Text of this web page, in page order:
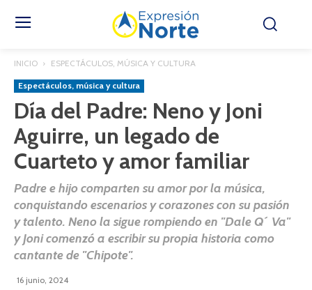
INICIO ESPECTÁCULOS, MÚSICA Y CULTURA
Espectáculos, música y cultura
Día del Padre: Neno y Joni
Aguirre, un legado de
Cuarteto y amor familiar
Padre e hijo comparten su amor por la música,
conquistando escenarios y corazones con su pasión
y talento. Neno la sigue rompiendo en "Dale Q´ Va"
y Joni comenzó a escribir su propia historia como
cantante de "Chipote".
16 junio, 2024